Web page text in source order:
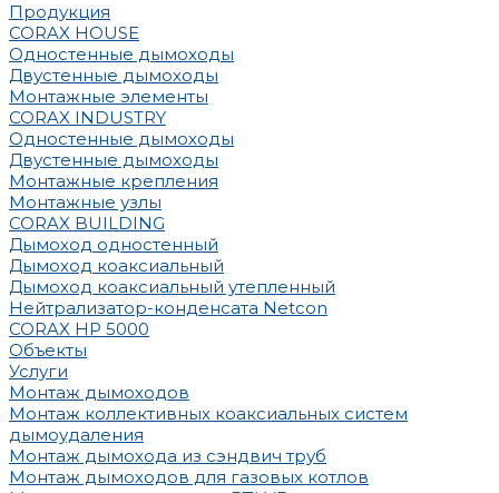
Продукция
CORAX HOUSE
Одностенные дымоходы
Двустенные дымоходы
Монтажные элементы
CORAX INDUSTRY
Одностенные дымоходы
Двустенные дымоходы
Монтажные крепления
Монтажные узлы
CORAX BUILDING
Дымоход одностенный
Дымоход коаксиальный
Дымоход коаксиальный утепленный
Нейтрализатор-конденсата Netcon
CORAX HP 5000
Объекты
Услуги
Монтаж дымоходов
Монтаж коллективных коаксиальных систем
дымоудаления
Монтаж дымохода из сэндвич труб
Монтаж дымоходов для газовых котлов